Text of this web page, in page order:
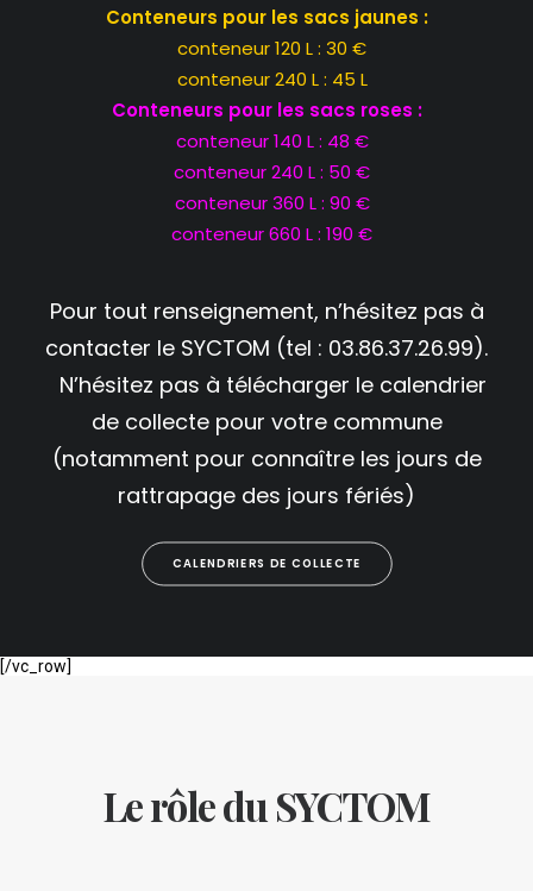
Conteneurs pour les sacs jaunes :
conteneur 120 L : 30 €
conteneur 240 L : 45 L
Conteneurs pour les sacs roses :
conteneur 140 L : 48 €
conteneur 240 L : 50 €
conteneur 360 L : 90 €
conteneur 660 L : 190 €
Pour tout renseignement, n’hésitez pas à
contacter le SYCTOM (tel : 03.86.37.26.99).
N’hésitez pas à télécharger le calendrier
de collecte pour votre commune
(notamment pour connaître les jours de
rattrapage des jours fériés)
CALENDRIERS DE COLLECTE
[/vc_row]
Le rôle du SYCTOM